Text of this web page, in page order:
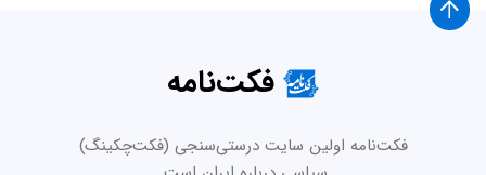
فکت‌نامه
فکت‌نامه اولین سایت درستی‌سنجی (فکت‌چکینگ)